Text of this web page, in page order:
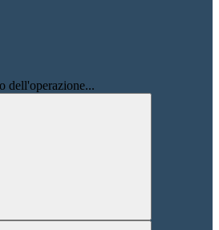
dell'operazione...